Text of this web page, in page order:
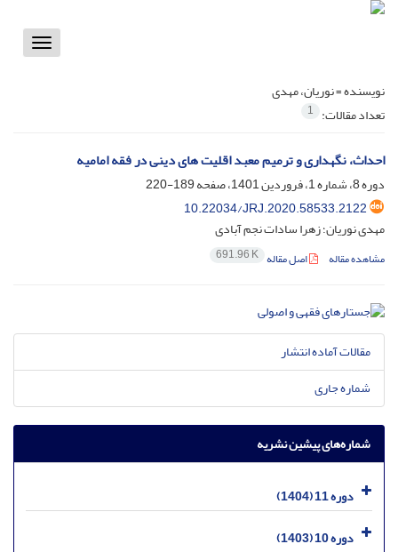
Toggle
نویسنده =نوریان، مهدی
تعداد مقالات: 1
احداث، نگهداری و ترمیم معبد اقلیت های دینی در فقه امامیه
دوره 8، شماره 1، فروردین 1401، صفحه
189-220
10.22034/JRJ.2020.58533.2122
مهدی نوریان؛ زهرا سادات نجم آبادی
مشاهده مقاله اصل مقاله 691.96 K
مقالات آماده انتشار
شماره جاری
شماره‌های پیشین نشریه
دوره 11 (1404)
دوره 10 (1403)